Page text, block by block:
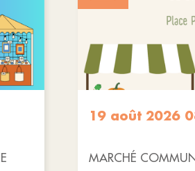
19 août 2026
MARCHÉ